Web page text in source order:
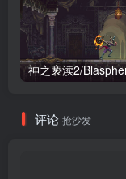
神之亵渎2/
评论 抢沙发